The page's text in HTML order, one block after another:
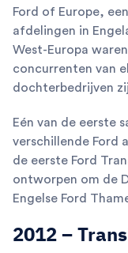
Ford of Europe,
afdelingen in
West-Europa
concurrenten van
dochterbedrijven
Eén van de eerste
verschillende Ford
de eerste Ford
ontworpen om de
Engelse Ford
2012 –